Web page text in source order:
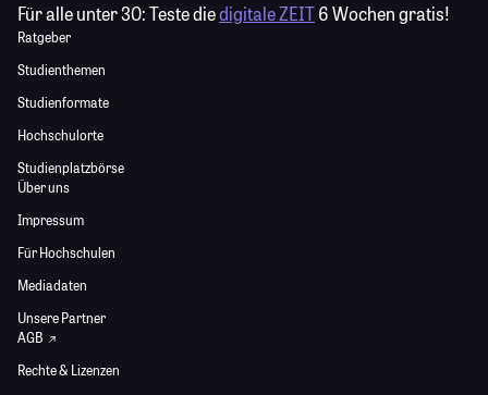
Für alle unter 30:Teste diedigitale ZEIT6 Wochen gratis!
Ratgeber
Studienthemen
Studienformate
Hochschulorte
Studienplatzbörse
Über uns
Impressum
Für Hochschulen
Mediadaten
Unsere Partner
AGB
Rechte & Lizenzen